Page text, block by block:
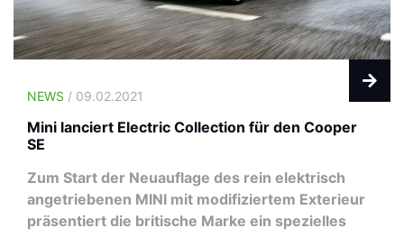
NEWS / 09.02.2021
Mini lanciert Electric Collection für den Cooper
SE
Zum Start der Neuauflage des rein elektrisch
angetriebenen MINI mit modifiziertem Exterieur
präsentiert die britische Marke ein spezielles